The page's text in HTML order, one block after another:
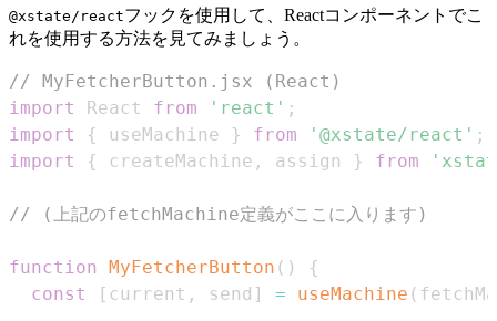
@xstate/reactフックを使用して、Reactコンポーネントでこ
れを使用する方法を見てみましょう。
// MyFetcherButton.jsx (React)
import
React from 'react' ;
import
{ useMachine } from '@xstate/react' ;
import
{ createMachine , assign } from
// (上記のfetchMachine定義がここに入ります)
function MyFetcherButton ( )
{
const
[ current , send ] = useMachine (